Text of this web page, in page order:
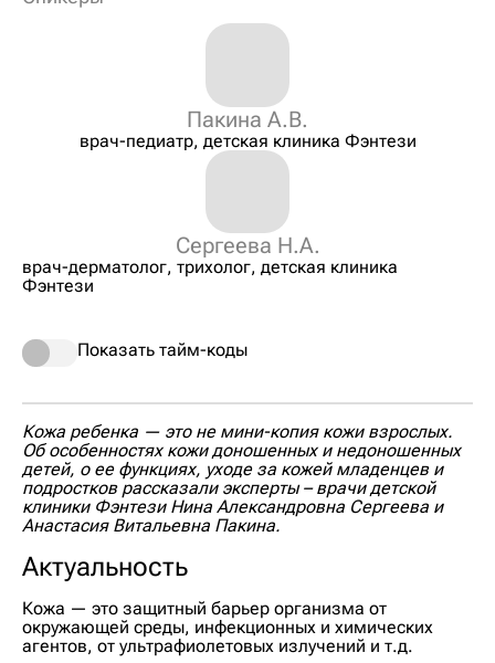
Пакина А.В.
врач-педиатр, детская клиника Фэнтези
Сергеева Н.А.
врач-дерматолог, трихолог, детская клиника
Фэнтези
Показать тайм-коды
Кожа ребенка — это не мини-копия кожи взрослых.
Об особенностях кожи доношенных и недоношенных
детей, о ее функциях, уходе за кожей младенцев и
подростков рассказали эксперты – врачи детской
клиники Фэнтези Нина Александровна Сергеева и
Анастасия Витальевна Пакина.
Актуальность
Кожа — это защитный барьер организма от
окружающей среды, инфекционных и химических
агентов, от ультрафиолетовых излучений и т.д.